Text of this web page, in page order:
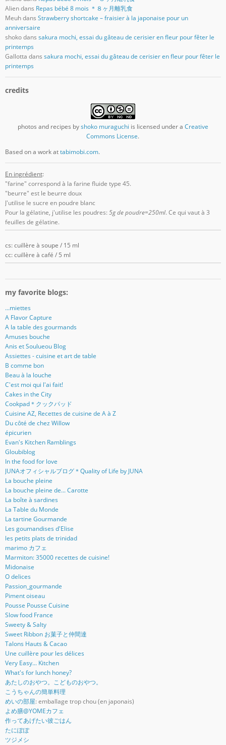
Aliendans Repas bébé 8 mois ＊８ヶ月離乳食
Meuhdans Strawberry shortcake – fraisier à la japonaise pour un
anniversaire
shokodans sakura mochi, essai du gâteau de cerisier en fleur pour fêter le
printemps
Gallotta dans sakura mochi, essai du gâteau de cerisier en fleur pour fêter le
printemps
credits
photos and recipes byshoko muraguchi is licensed under a Creative
Commons License.
Based on a work attabimobi.com.
En ingrédient:
"farine" correspond à la farine fluide type 45.
"beurre" est le beurre doux
J'utilise le sucre en poudre blanc
Pour la gélatine, j'utilise les poudres: 5g de poudre=250ml. Ce qui vaut à 3
feuilles de gélatine.
cs: cuillère à soupe / 15 ml
cc: cuillère à café / 5 ml
my favorite blogs:
...miettes
A Flavor Capture
A la table des gourmands
Amuses bouche
Anis et Soulueou Blog
Assiettes - cuisine et art de table
B comme bon
Beau à la louche
C'est moi qui l'ai fait!
Cakes in the City
Cookpad＊クックパッド
Cuisine AZ, Recettes de cuisine de A à Z
Du côté de chez Willow
épicurien
Evan's Kitchen Ramblings
Gloubiblog
In the food for love
JUNAオフィシャルブログ＊Quality of Life by JUNA
La bouche pleine
La bouche pleine de... Carotte
La boîte à sardines
La Table du Monde
La tartine Gourmande
Les goumandises d'Elise
les petits plats de trinidad
marimo カフェ
Marmiton: 35000 recettes de cuisine!
Midonaise
O delices
Passion_gourmande
Piment oiseau
Pousse Pousse Cuisine
Slow food France
Sweety & Salty
Sweet Ribbon お菓子と仲間達
Talons Hauts & Cacao
Une cuillère pour les délices
Very Easy... Kitchen
What's for lunch honey?
あたしのおやつ。こどものおやつ。
こうちゃんの簡単料理
めいの部屋: emballage trop chou (en japonais)
よめ膳@YOMEカフェ
作ってあげたい彼ごはん
たにぽぽ
ツジメシ